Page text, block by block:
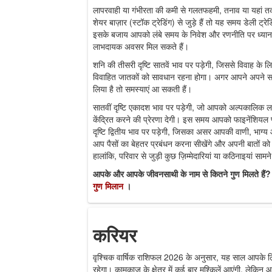
लापरवाही या गंभीरता की कमी से गलतफहमी, तनाव या
शेयर बाज़ार (स्टॉक ट्रेडिंग) से जुड़े हैं तो यह समय डेली
इसके बजाय आपको लंबे समय के निवेश और रणनीति पर ध्यान
लाभदायक अवसर मिल सकते हैं।
शनि की तीसरी दृष्टि सातवें भाव पर पड़ेगी, जिससे विवाह
विवाहित जातकों को सावधान रहना होगा। अगर आपने अपने
लिया है तो समस्याएं आ सकती हैं।
सातवीं दृष्टि एकादश भाव पर पड़ेगी, जो आपको अल्पकालिक
केंद्रित करने की प्रेरणा देगी। इस समय आपको फाइनेंशियल
दृष्टि द्वितीय भाव पर पड़ेगी, जिसका असर आपकी वाणी,
आप पैसों का बेहतर प्रबंधन करना सीखेंगे और अपनी बातों
हालांकि, परिवार से जुड़ी कुछ ज़िम्मेदारियां या कठिनाइयां
आपके और आपके जीवनसाथी के नाम से कितने गुण मिलते
गुण मिलान ।
करियर
वृश्चिक वार्षिक राशिफल 2026 के अनुसार, यह साल आपके
रहेगा। कामकाज के क्षेत्र में कई बार मुश्किलें आएंगी,